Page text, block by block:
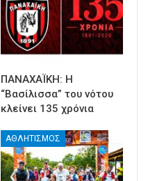
ΠΑΝΑΧΑΪΚΗ: Η
“Βασίλισσα” του νότου
κλείνει 135 χρόνια
ΑΘΛΗΤΙΣΜΟΣ